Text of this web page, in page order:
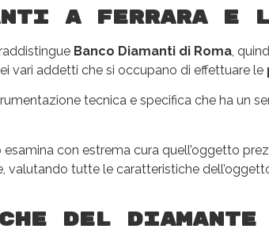
a Ferrara e
Banco Diamanti di Roma,
vari addetti che si occupano di effettuare le
tecnica e specifica che ha un
con estrema cura quell’oggetto
valutando tutte le caratteristiche
del